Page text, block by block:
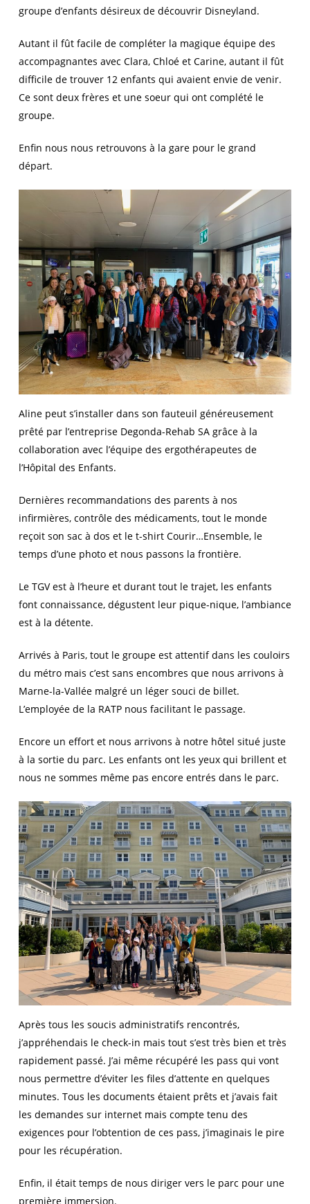
groupe d’enfants désireux de découvrir Disneyland.
Autant il fût facile de compléter la magique équipe des
accompagnantes avec Clara, Chloé et Carine, autant il fût
difficile de trouver 12 enfants qui avaient envie de venir.
Ce sont deux frères et une soeur qui ont complété le
groupe.
Enfin nous nous retrouvons à la gare pour le grand
départ.
Aline peut s’installer dans son fauteuil généreusement
prêté par l’entreprise Degonda-Rehab SA grâce à la
collaboration avec l’équipe des ergothérapeutes de
l’Hôpital des Enfants.
Dernières recommandations des parents à nos
infirmières, contrôle des médicaments, tout le monde
reçoit son sac à dos et le t-shirt Courir…Ensemble, le
temps d’une photo et nous passons la frontière.
Le TGV est à l’heure et durant tout le trajet, les enfants
font connaissance, dégustent leur pique-nique, l’ambiance
est à la détente.
Arrivés à Paris, tout le groupe est attentif dans les couloirs
du métro mais c’est sans encombres que nous arrivons à
Marne-la-Vallée malgré un léger souci de billet.
L’employée de la RATP nous facilitant le passage.
Encore un effort et nous arrivons à notre hôtel situé juste
à la sortie du parc. Les enfants ont les yeux qui brillent et
nous ne sommes même pas encore entrés dans le parc.
Après tous les soucis administratifs rencontrés,
j’appréhendais le check-in mais tout s’est très bien et très
rapidement passé. J’ai même récupéré les pass qui vont
nous permettre d’éviter les files d’attente en quelques
minutes. Tous les documents étaient prêts et j’avais fait
les demandes sur internet mais compte tenu des
exigences pour l’obtention de ces pass, j’imaginais le pire
pour les récupération.
Enfin, il était temps de nous diriger vers le parc pour une
première immersion.